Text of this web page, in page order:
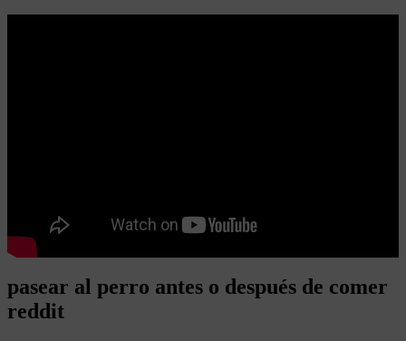
pasear al perro antes o después de comer
reddit